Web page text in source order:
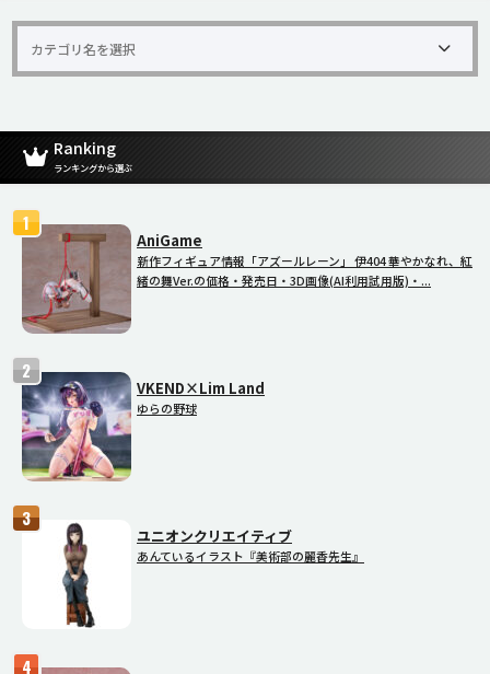
Ranking
ランキングから選ぶ
AniGame
新作フィギュア情報「アズールレーン」 伊404 華やかなれ、紅
緒の舞Ver.の価格・発売日・3D画像(AI利用試用版)・...
VKEND×Lim Land
ゆらの野球
ユニオンクリエイティブ
あんているイラスト『美術部の麗香先生』